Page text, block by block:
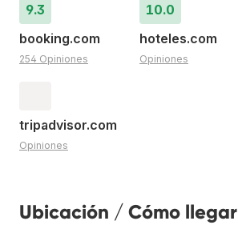
9.3
booking.com
254 Opiniones
10.0
hoteles.com
Opiniones
tripadvisor.com
Opiniones
Ubicación / Cómo llegar